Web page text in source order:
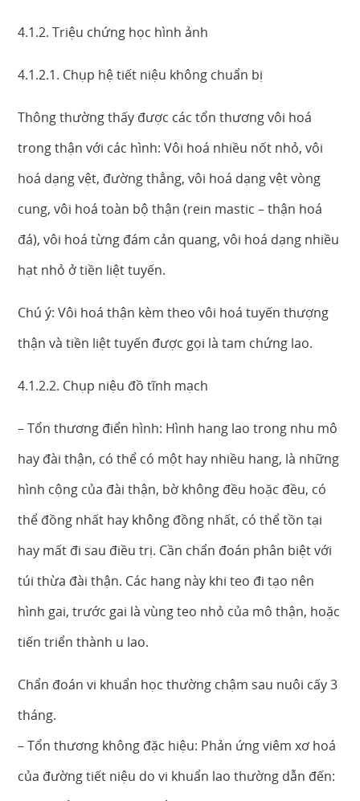
4.1.2. Triệu chứng học hình ảnh
4.1.2.1. Chụp hệ tiết niệu không chuẩn bị
Thông thường thấy được các tổn thương vôi hoá
trong thận với các hình: Vôi hoá nhiều nốt nhỏ, vôi
hoá dạng vệt, đường thẳng, vôi hoá dạng vệt vòng
cung, vôi hoá toàn bộ thận (rein mastic – thận hoá
đá), vôi hoá từng đám cản quang, vôi hoá dạng nhiều
hạt nhỏ ở tiền liệt tuyến.
Chú ý: Vôi hoá thận kèm theo vôi hoá tuyến thượng
thận và tiền liệt tuyến được gọi là tam chứng lao.
4.1.2.2. Chụp niệu đồ tĩnh mạch
– Tổn thương điển hình: Hình hang lao trong nhu mô
hay đài thận, có thể có một hay nhiều hang, là những
hình cộng của đài thận, bờ không đều hoặc đều, có
thể đồng nhất hay không đồng nhất, có thể tồn tại
hay mất đi sau điều trị. Cần chẩn đoán phân biệt với
túi thừa đài thận. Các hang này khi teo đi tạo nên
hình gai, trước gai là vùng teo nhỏ của mô thận, hoặc
tiến triển thành u lao.
Chẩn đoán vi khuẩn học thường chậm sau nuôi cấy 3
tháng.
– Tổn thương không đặc hiệu: Phản ứng viêm xơ hoá
của đường tiết niệu do vi khuẩn lao thường dẫn đến: